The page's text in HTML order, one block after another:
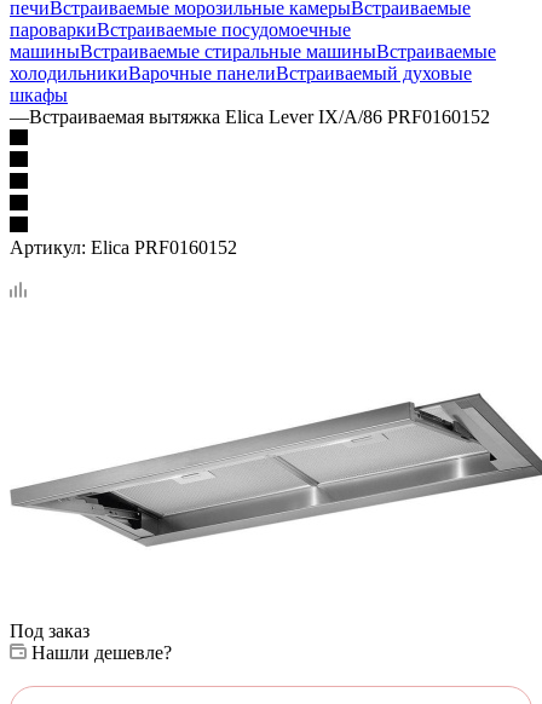
печиВстраиваемые морозильные камерыВстраиваемые
пароваркиВстраиваемые посудомоечные
машиныВстраиваемые стиральные машиныВстраиваемые
холодильникиВарочные панелиВстраиваемый духовые
шкафы
—Встраиваемая вытяжка Elica Lever IX/A/86 PRF0160152
Артикул: Elica PRF0160152
Под заказ
Нашли дешевле?